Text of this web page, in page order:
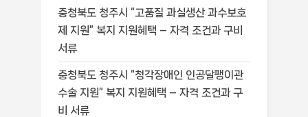
충청북도 청주시 “고품질 과실생산 과수보호
제 지원” 복지 지원혜택 – 자격 조건과 구비
서류
충청북도 청주시 “청각장애인 인공달팽이관
수술 지원” 복지 지원혜택 – 자격 조건과 구
비 서류